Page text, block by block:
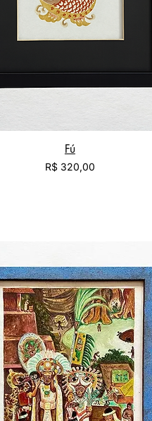
Fú
Preço
R$ 320,00